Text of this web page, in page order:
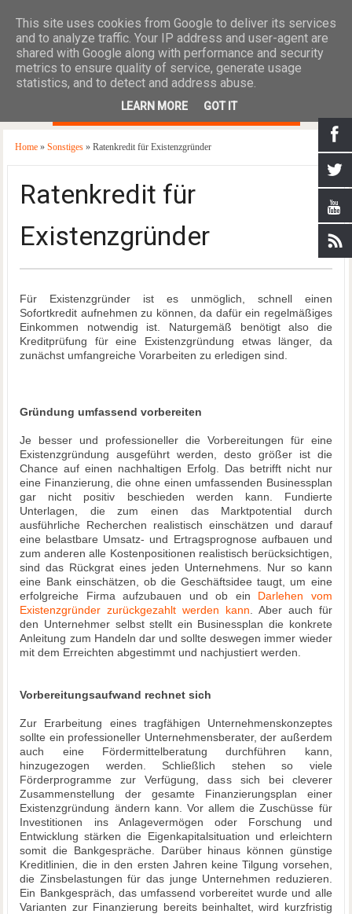
Home»Sonstiges» Ratenkredit für Existenzgründer
Ratenkredit für
Existenzgründer
Für Existenzgründer ist es unmöglich, schnell einen
Sofortkredit aufnehmen zu können, da dafür ein regelmäßiges
Einkommen notwendig ist. Naturgemäß benötigt also die
Kreditprüfung für eine Existenzgründung etwas länger, da
zunächst umfangreiche Vorarbeiten zu erledigen sind.
Gründung umfassend vorbereiten
Je besser und professioneller die Vorbereitungen für eine
Existenzgründung ausgeführt werden, desto größer ist die
Chance auf einen nachhaltigen Erfolg. Das betrifft nicht nur
eine Finanzierung, die ohne einen umfassenden Businessplan
gar nicht positiv beschieden werden kann. Fundierte
Unterlagen, die zum einen das Marktpotential durch
ausführliche Recherchen realistisch einschätzen und darauf
eine belastbare Umsatz- und Ertragsprognose aufbauen und
zum anderen alle Kostenpositionen realistisch berücksichtigen,
sind das Rückgrat eines jeden Unternehmens. Nur so kann
eine Bank einschätzen, ob die Geschäftsidee taugt, um eine
erfolgreiche Firma aufzubauen und ob ein Darlehen vom
Existenzgründer zurückgezahlt werden kann . Aber auch für
den Unternehmer selbst stellt ein Businessplan die konkrete
Anleitung zum Handeln dar und sollte deswegen immer wieder
mit dem Erreichten abgestimmt und nachjustiert werden.
Vorbereitungsaufwand rechnet sich
Zur Erarbeitung eines tragfähigen Unternehmenskonzeptes
sollte ein professioneller Unternehmensberater, der außerdem
auch eine Fördermittelberatung durchführen kann,
hinzugezogen werden. Schließlich stehen so viele
Förderprogramme zur Verfügung, dass sich bei cleverer
Zusammenstellung der gesamte Finanzierungsplan einer
Existenzgründung ändern kann. Vor allem die Zuschüsse für
Investitionen ins Anlagevermögen oder Forschung und
Entwicklung stärken die Eigenkapitalsituation und erleichtern
somit die Bankgespräche. Darüber hinaus können günstige
Kreditlinien, die in den ersten Jahren keine Tilgung vorsehen,
die Zinsbelastungen für das junge Unternehmen reduzieren.
Ein Bankgespräch, das umfassend vorbereitet wurde und alle
Varianten zur Finanzierung bereits beinhaltet, wird kurzfristig
This site uses cookies from Google to deliver its services
and to analyze traffic. Your IP address and user-agent are
shared with Google along with performance and security
metrics to ensure quality of service, generate usage
statistics, and to detect and address abuse.
LEARN MORE GOT IT